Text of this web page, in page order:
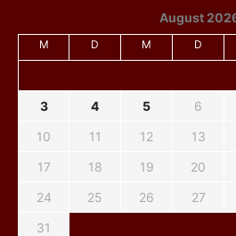
August
M D M D
3
4 5 6
10
11 12 13
17
18 19 20
24
25 26 27
31